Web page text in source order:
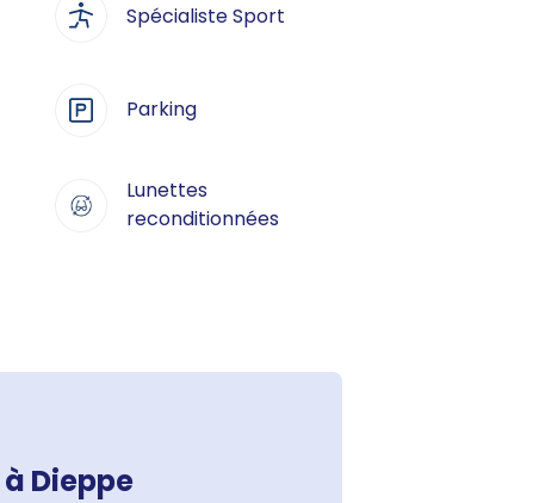
Spécialiste Sport
Parking
Lunettes
reconditionnées
Dieppe